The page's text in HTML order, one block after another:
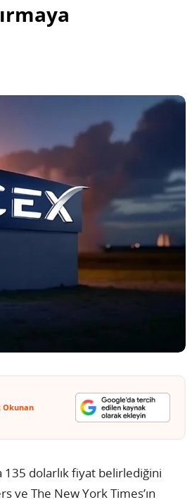
Okunan
135 dolarlık fiyat belirlediğini
ve The New York Times’ın